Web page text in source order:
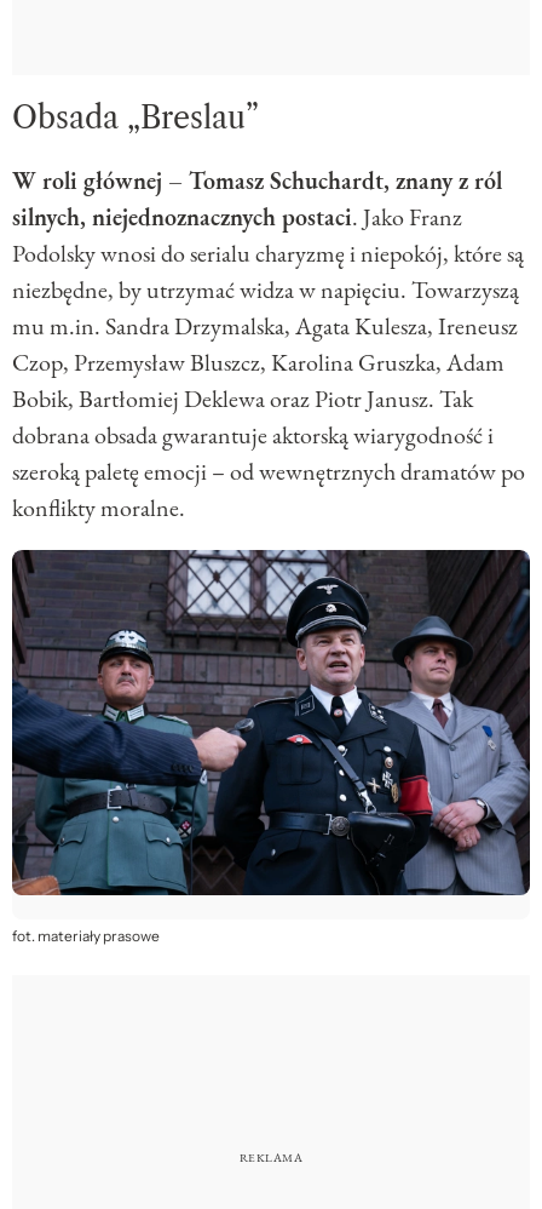
Obsada „Breslau”
W roli głównej – Tomasz Schuchardt, znany z ról
silnych, niejednoznacznych postaci. Jako Franz
Podolsky wnosi do serialu charyzmę i niepokój, które są
niezbędne, by utrzymać widza w napięciu. Towarzyszą
mu m.in. Sandra Drzymalska, Agata Kulesza, Ireneusz
Czop, Przemysław Bluszcz, Karolina Gruszka, Adam
Bobik, Bartłomiej Deklewa oraz Piotr Janusz. Tak
dobrana obsada gwarantuje aktorską wiarygodność i
szeroką paletę emocji – od wewnętrznych dramatów po
konflikty moralne.
fot. materiały prasowe